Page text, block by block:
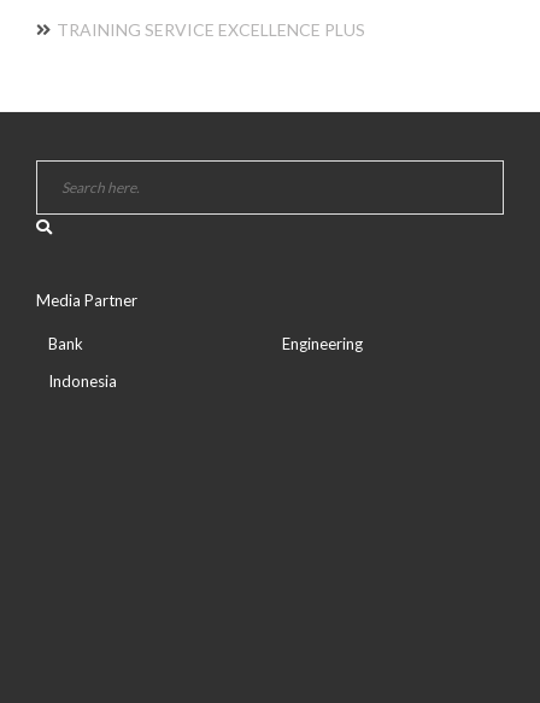
TRAINING SERVICE EXCELLENCE PLUS
Media Partner
Bank
Indonesia
Engineering